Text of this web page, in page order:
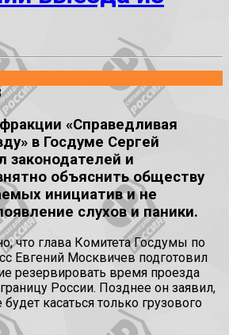
«Справедливая
в Госдуме Сергей
законодателей и
объяснить обществу
инициатив и не
слухов и паники.
что глава Комитета Госдумы по
Евгений Москвичев подготовил
резервировать время проезда
России. Позднее он заявил,
касаться только грузового